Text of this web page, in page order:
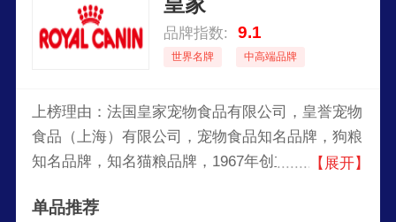
品牌指数: 9.1
世界名牌 中高端品牌
上榜理由：法国皇家宠物食品有限公司，皇誉宠物
食品（上海）有限公司，宠物食品知名品牌，狗粮
知名品牌，知名猫粮品牌，1967年创立于法国，世
业。
【展开】
单品推荐